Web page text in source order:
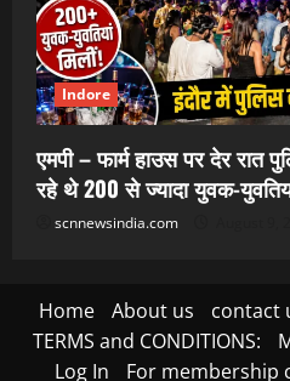
Indore
एमपी – फार्म हाउस पर देर
रहे थे 200 से ज्यादा युवक-
scnnewsindia.com
Home About us contact
TERMS and CONDITIONS:
Log In
For membership